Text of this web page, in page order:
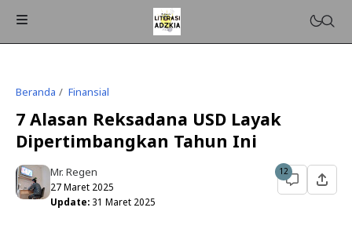
Beranda Finansial
7 Alasan Reksadana USD Layak
Dipertimbangkan Tahun Ini
Mr. Regen
27 Maret 2025
Update: 31 Maret 2025
12